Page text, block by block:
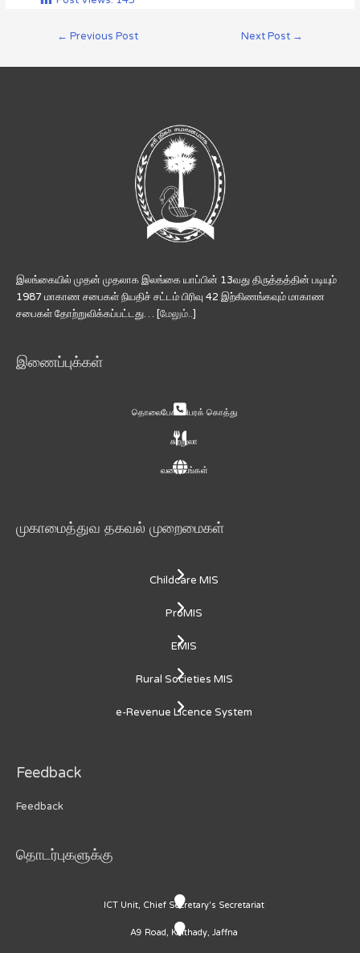
← Previous Post Next Post →
இலங்கையில் முதன் முதலாக இலங்கை யாப்பின் 13வது திருத்தத்தின் படியும்
1987 மாகாண சபைகள் நியதிச் சட்டம் பிரிவு 42 இற்கிணங்கவும் மாகாண
சபைகள் தோற்றுவிக்கப்பட்டது… [மேலும்..]
இணைப்புக்கள்
தொலைபேசி விபரக் கொத்து
சுற்றுலா
வரைபடங்கள்
முகாமைத்துவ தகவல் முறைமைகள்
Childcare MIS
ProMIS
EMIS
Rural Societies MIS
e-Revenue Licence System
Feedback
Feedback
தொடர்புகளுக்கு
ICT Unit, Chief Secretary's Secretariat
A9 Road, Kaithady, Jaffna